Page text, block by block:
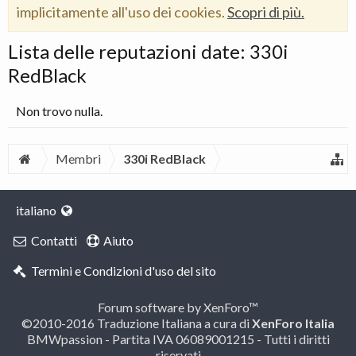
implicitamente all'uso dei cookies.Scopri di più.
Lista delle reputazioni date: 330i
RedBlack
Non trovo nulla.
Membri 330i RedBlack
italiano
Contatti
Aiuto
Termini e Condizioni d'uso del sito
Forum software by XenForo™
©2010-2016 Traduzione Italiana a cura diXenForo Italia
BMWpassion - Partita IVA 06089001215 - Tutti i diritti